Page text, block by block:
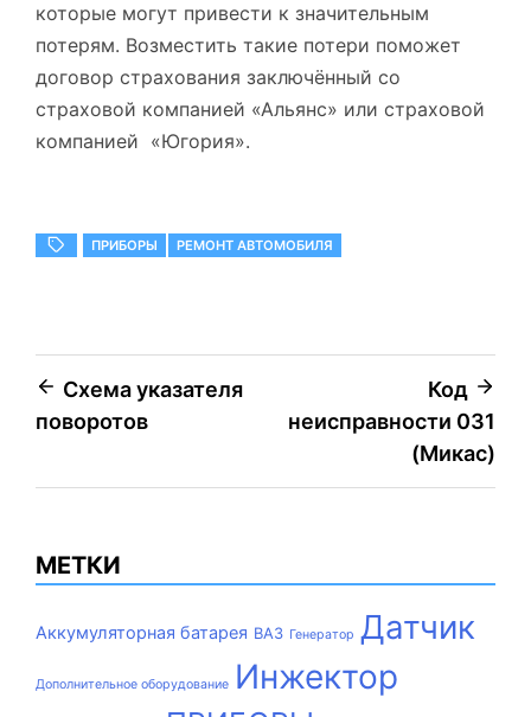
которые могут привести к значительным
потерям. Возместить такие потери поможет
договор страхования заключённый со
страховой компанией «Альянс» или страховой
компанией «Югория».
ПРИБОРЫ РЕМОНТ АВТОМОБИЛЯ
Навигация
по
записям
Схема указателя
поворотов
Код
неисправности 031
(Микас)
МЕТКИ
Аккумуляторная батарея ВАЗ Генератор Датчик
Дополнительное оборудование Инжектор